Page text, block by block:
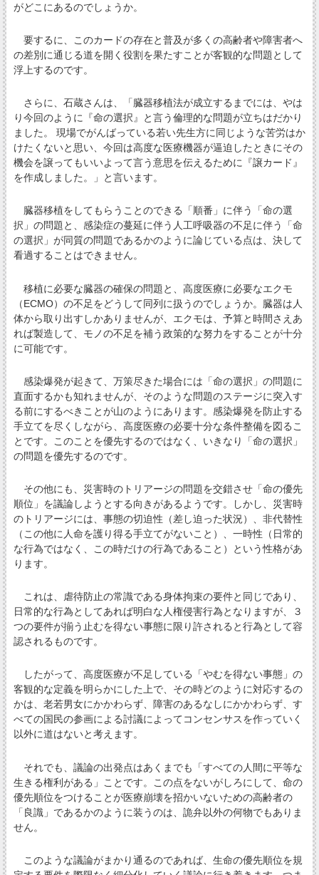
がどこにあるのでしょうか。
要するに、このカードの存在と普及が多くの高齢者や障害者へ
の差別に通じる道を開く役割を果たすことが客観的な問題として
浮上するのです。
さらに、石蔵さんは、「臓器移植法が成立するまでには、やは
り今回のように『命の選択』と言う倫理的な問題が立ちはだかり
ました。 現場でがんばっている若い先生方に同じような苦労はか
けたくないと思い、今回は高度な医療機器が逼迫したときにその
機会を譲ってもいいよって言う意思を伝えるために『譲カード』
を作成しました。」と言います。
臓器移植をしてもらうことのできる「順番」に伴う「命の選
択」の問題と、感染症の蔓延に伴う人工呼吸器の不足に伴う「命
の選択」が同質の問題であるかのように論じている点は、決して
看過することはできません。
移植に必要な臓器の確保の問題と、高度医療に必要なエクモ
（ECMO）の不足をどうして同列に扱うのでしょうか。臓器は人
体から取り出すしかありませんが、エクモは、予算と時間さえあ
れば製造して、モノの不足を補う政策的な努力をすることが十分
に可能です。
感染爆発が起きて、万策尽きた場合には「命の選択」の問題に
直面するかも知れませんが、そのような問題のステージに突入す
る前にするべきことが山のようにあります。感染爆発を防止する
手立てを尽くしながら、高度医療の必要十分な条件整備を図るこ
とです。このことを優先するのではなく、いきなり「命の選択」
の問題を優先するのです。
その他にも、災害時のトリアージの問題を交錯させ「命の優先
順位」を議論しようとする向きがあるようです。しかし、災害時
のトリアージには、事態の切迫性（差し迫った状況）、非代替性
（この他に人命を護り得る手立てがないこと）、一時性（日常的
な行為ではなく、この時だけの行為であること）という性格があ
ります。
これは、虐待防止の常識である身体拘束の要件と同じであり、
日常的な行為としてあれば明白な人権侵害行為となりますが、３
つの要件が揃う止むを得ない事態に限り許されると行為として容
認されるものです。
したがって、高度医療が不足している「やむを得ない事態」の
客観的な定義を明らかにした上で、その時どのように対応するの
かは、老若男女にかかわらず、障害のあるなしにかかわらず、す
べての国民の参画による討議によってコンセンサスを作っていく
以外に道はないと考えます。
それでも、議論の出発点はあくまでも「すべての人間に平等な
生きる権利がある」ことです。この点をないがしろにして、命の
優先順位をつけることが医療崩壊を招かいないための高齢者の
「良識」であるかのように装うのは、詭弁以外の何物でもありま
せん。
このような議論がまかり通るのであれば、生命の優先順位を規